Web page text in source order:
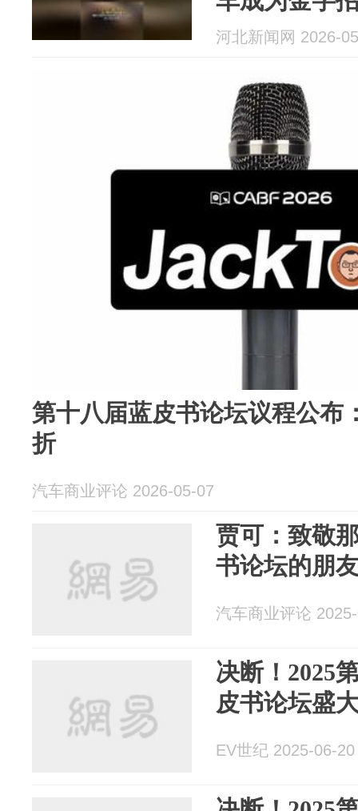
河北新闻网 2026-
第十八届蓝皮书论坛议程公布
折
汽车商业评论 2026-05-07
贾可：致敬
书论坛的朋
汽车商业评论
决断！2025
皮书论坛盛
EV世纪 2025-06-20